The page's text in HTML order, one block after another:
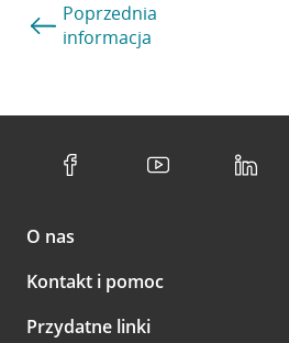
Poprzednia
informacja
O nas
Kontakt i pomoc
Przydatne linki